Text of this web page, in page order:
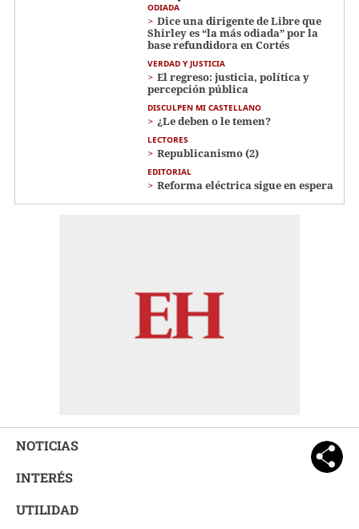
ODIADA
Dice una dirigente de Libre que
Shirley es “la más odiada” por la
base refundidora en Cortés
VERDAD Y JUSTICIA
El regreso: justicia, política y
percepción pública
DISCULPEN MI CASTELLANO
¿Le deben o le temen?
LECTORES
Republicanismo (2)
EDITORIAL
Reforma eléctrica sigue en espera
NOTICIAS
INTERÉS
UTILIDAD